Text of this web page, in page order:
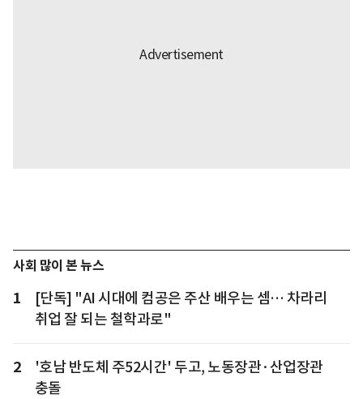
사회 많이 본 뉴스
1
[단독] "AI 시대에 컴공은 주산 배우는 셈… 차라리
취업 잘 되는 철학과로"
2
'호남 반도체 주52시간' 두고, 노동장관·산업장관
충돌